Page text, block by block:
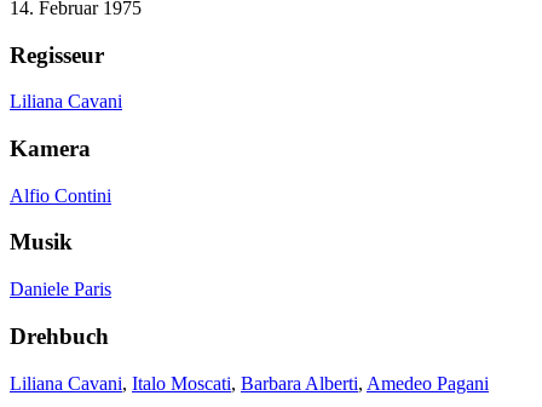
14. Februar 1975
Regisseur
Liliana Cavani
Kamera
Alfio Contini
Musik
Daniele Paris
Drehbuch
Liliana Cavani, Italo Moscati, Barbara Alberti, Amedeo Pagani